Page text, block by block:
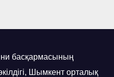
басқармасының
Шымкент орталық